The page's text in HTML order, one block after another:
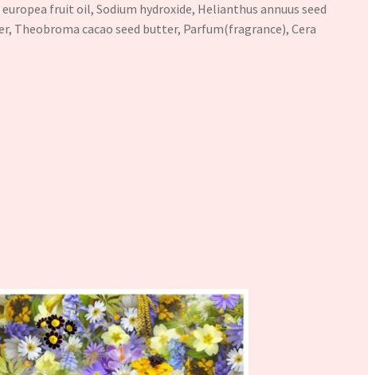
fruit oil, Sodium hydroxide, Helianthus annuus seed
Theobroma cacao seed butter, Parfum(fragrance), Cera